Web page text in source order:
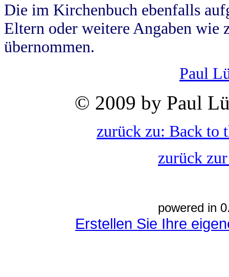
Die im Kirchenbuch ebenfalls
Eltern oder weitere Angaben wie
übernommen.
Paul
© 2009 by Paul
zurück zu: Back to
zurück
powered in
Erstellen Sie Ihre